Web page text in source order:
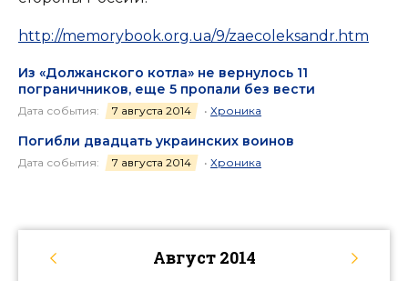
http://memorybook.org.ua/9/zaecoleksandr.htm
Из «Должанского котла» не вернулось 11
пограничников, еще 5 пропали без вести
Дата события: 7 августа 2014 • Хроника
Погибли двадцать украинских воинов
Дата события: 7 августа 2014 • Хроника
Август 2014